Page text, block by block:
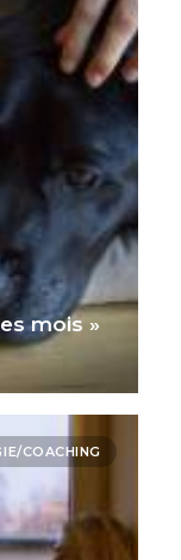
mois »
COACHING